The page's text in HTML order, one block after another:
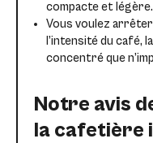
compacte et légère.
Vous voulez
l’intensité du café,
concentré que
Notre avis
la cafetière